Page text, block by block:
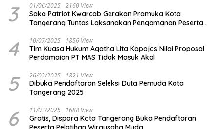
3 01/06/2025 2160 View
Saka Patriot Kwarcab Gerakan Pramuka Kota
Tangerang Tuntas Laksanakan Pengamanan Peserta
4 10/07/2025 1856 View
Tim Kuasa Hukum Agatha Lita Kapojos Nilai Proposal
Perdamaian PT MAS Tidak Masuk Akal
5 26/02/2025 1821 View
Dibuka Pendaftaran Seleksi Duta Pemuda Kota
Tangerang 2025
6 11/03/2025 1688 View
Gratis, Dispora Kota Tangerang Buka Pendaftaran
Peserta Pelatihan Wirausaha Muda